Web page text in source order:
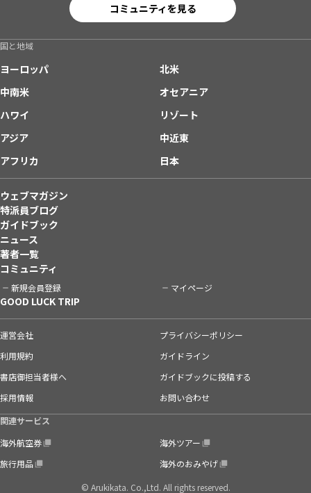
コミュニティを見る
国と地域
ヨーロッパ
北米
中南米
オセアニア
ハワイ
リゾート
アジア
中近東
アフリカ
日本
ウェブマガジン
特派員ブログ
ガイドブック
ニュース
著者一覧
コミュニティ
新規会員登録 マイページ
GOOD LUCK TRIP
運営会社
プライバシーポリシー
利用規約
ガイドライン
書店御担当者様へ
ガイドブックに投稿する
採用情報
お問い合わせ
関連サービス
海外航空券
海外ツアー
旅行用品
海外のおみやげ
© Arukikata. Co.,Ltd. All rights reserved.